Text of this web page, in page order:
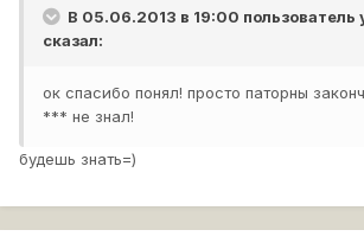
В 05.06.2013 в 19:00 пользователь
сказал:
ок спасибо понял! просто паторны
*** не знал!
будешь знать=)